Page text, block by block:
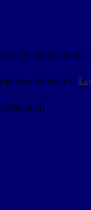
all'indirizzo
password tramite la